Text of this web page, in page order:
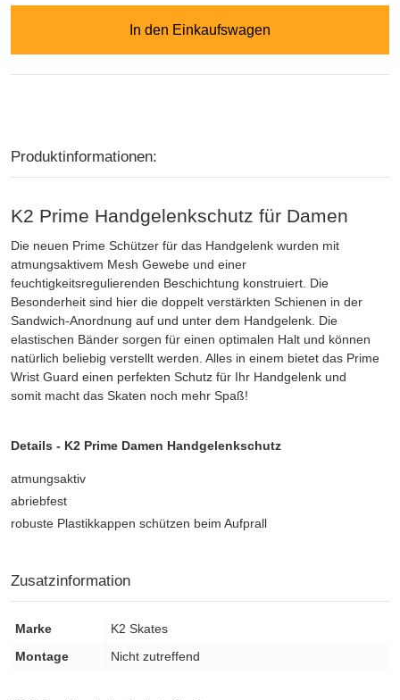
In den Einkaufswagen
Produktinformationen:
K2 Prime Handgelenkschutz für Damen
Die neuen Prime Schützer für das Handgelenk wurden mit
atmungsaktivem Mesh Gewebe und einer
feuchtigkeitsregulierenden Beschichtung konstruiert. Die
Besonderheit sind hier die doppelt verstärkten Schienen in der
Sandwich-Anordnung auf und unter dem Handgelenk. Die
elastischen Bänder sorgen für einen optimalen Halt und können
natürlich beliebig verstellt werden. Alles in einem bietet das Prime
Wrist Guard einen perfekten Schutz für Ihr Handgelenk und
somit macht das Skaten noch mehr Spaß!
Details - K2 Prime Damen Handgelenkschutz
atmungsaktiv
abriebfest
robuste Plastikkappen schützen beim Aufprall
Zusatzinformation
Marke
K2 Skates
Montage
Nicht zutreffend